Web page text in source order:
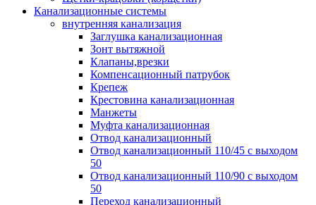
Канализационные системы
внутренняя канализация
Заглушка канализационная
Зонт вытяжной
Клапаны,врезки
Компенсационный патрубок
Крепеж
Крестовина канализационная
Манжеты
Муфта канализационная
Отвод канализационный
Отвод канализационный 110/45 с выходом
50
Отвод канализационный 110/90 с выходом
50
Переход канализационный